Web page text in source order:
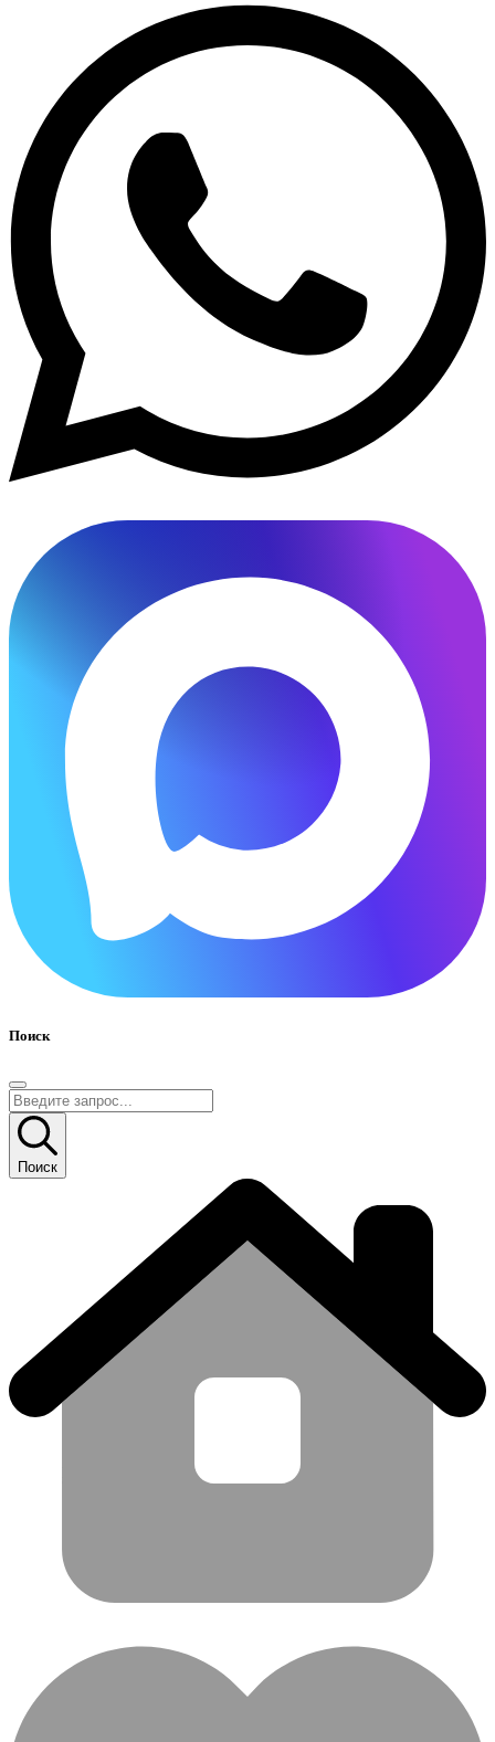
Поиск
Поиск